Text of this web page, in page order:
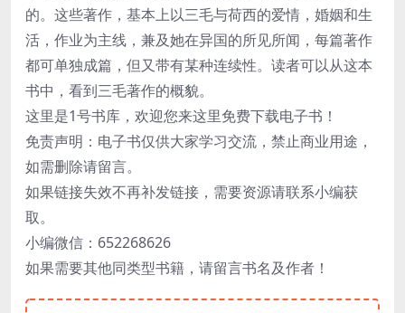
的。这些著作，基本上以三毛与荷西的爱情，婚姻和生
活，作业为主线，兼及她在异国的所见所闻，每篇著作
都可单独成篇，但又带有某种连续性。读者可以从这本
书中，看到三毛著作的概貌。
这里是1号书库，欢迎您来这里免费下载电子书！
免责声明：电子书仅供大家学习交流，禁止商业用途，
如需删除请留言。
如果链接失效不再补发链接，需要资源请联系小编获
取。
小编微信：652268626
如果需要其他同类型书籍，请留言书名及作者！